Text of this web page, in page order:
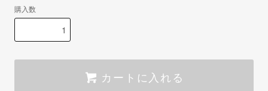
購入数
カートに入れる